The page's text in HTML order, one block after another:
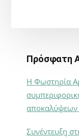
Πρόσφατη
Η Φωστηρία
αποκαλύψεων
Συνέντευξη